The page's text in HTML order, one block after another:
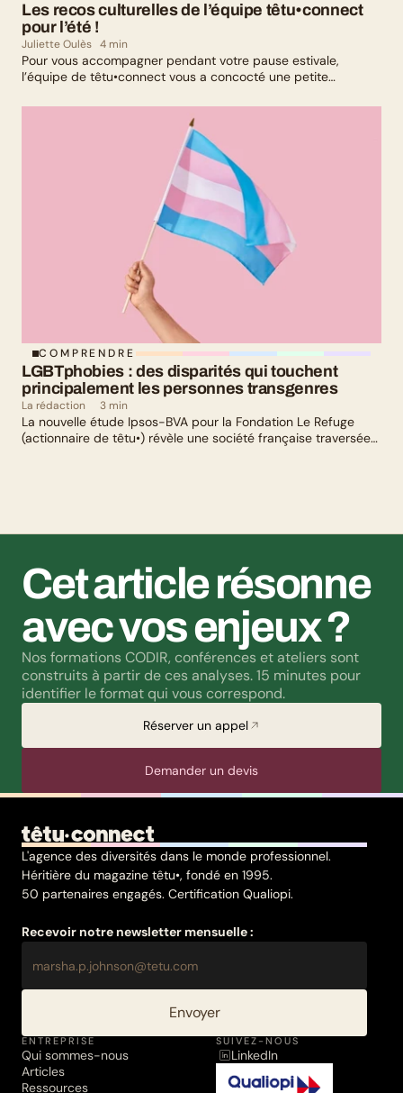
Les recos culturelles de l’équipe têtu•connect
pour l’été !
Juliette Oulès 4 min
Pour vous accompagner pendant votre pause estivale,
l’équipe de têtu•connect vous a concocté une petite
culturelle : il y en a pour tous les goûts !
COMPRENDRE
LGBTphobies : des disparités qui touchent
principalement les personnes transgenres
La rédaction 3 min
La nouvelle étude Ipsos-BVA pour la Fondation Le Refuge
(actionnaire de têtu•) révèle une société française traversée
Cet article résonne
avec vos enjeux ?
Nos formations CODIR, conférences et ateliers sont
construits à partir de ces analyses. 15 minutes pour
identifier le format qui vous correspond.
Réserver un appel
Demander un devis
L'agence des diversités dans le monde professionnel.
Héritière du magazine têtu•, fondé en 1995.
50 partenaires engagés. Certification Qualiopi.
Recevoir notre newsletter mensuelle :
Envoyer
ENTREPRISE
Qui sommes-nous
Articles
Ressources
SUIVEZ-NOUS
LinkedIn